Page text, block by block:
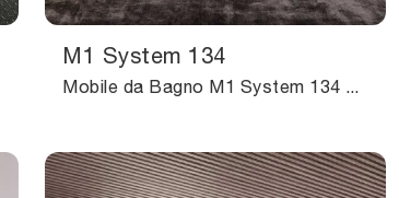
M1 System 134
Mobile da Bagno M1 System 134 di Baxar: clicca e scopri di più su mobili bagno a terra in laccato opaco e elementi accessori del brand.